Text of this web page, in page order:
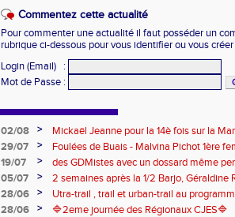
Commentez cette actualité
Pour commenter une actualité il faut posséder un
rubrique ci-dessous pour vous identifier ou vous
Login (Email)
:
Mot de Passe :
02/08 >
Mickaël Jeanne pour la 14è fois sur la
Eaux
29/07 >
Foulées de Buais - Malvina Pichot 1ère
19/07
>
des GDMistes avec un dossard même
05/07
>
2 semaines après la 1/2 Barjo, Géraldine
marche du podium du Trail de l'Ange
28/06 >
Utra-trail , trail et urban-trail au
28/06
>
🔷️2eme journée des Régionaux CJES🔷️